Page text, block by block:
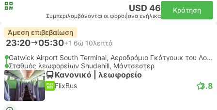
USD 46
Συμπεριλαμβάνονται οι φόροι ανα ενήλικα
Κράτηση
Άμεση επιβεβαίωση
23:20 05:30+1 6ώ 10λεπτά
Gatwick Airport South Terminal, Αεροδρόμιο Γκάτγουικ του Λονδίνου
Σταθμός λεωφορείων Shudehill, Μάντσεστερ
Κανονικό | λεωφορείο
FlixBus 3.8